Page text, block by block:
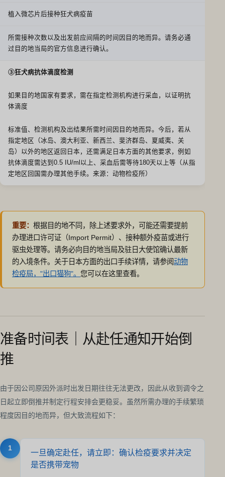
植入微芯片后接种狂犬病疫苗
所需接种次数以及出发前应间隔的时间因目的地而异。请务必通
过目的地当局的官方信息进行确认。
③狂犬病抗体滴度检测
如果目的地国家有要求，需在指定检测机构进行采血，以证明抗
体滴度
标准值、检测机构及出结果所需时间因目的地而异。今后，若从
指定地区（冰岛、澳大利亚、新西兰、斐济群岛、夏威夷、关
岛）以外的地区返回日本，还需满足日本方面的其他要求，例如
抗体滴度需达到0.5 IU/ml以上、采血后需等待180天以上等（从指
定地区回国需办理其他手续。来源：动物检疫所）
重要： 根据目的地不同，除上述要求外，可能还需要提前
办理进口许可证（Import Permit）、接种额外疫苗或进行
驱虫处理等。请务必向目的地当局及驻日大使馆确认最新
的入境条件。关于日本方面的出口手续详情，请参阅动物
检疫局，"出口猫狗"。 您可以在这里查看。
准备时间表｜从赴任通知开始倒
推
由于因公司原因外派时出发日期往往无法更改，因此从收到调令之
日起立即倒推并制定行程安排会更稳妥。虽然所需办理的手续繁琐
程度因目的地而异，但大致流程如下：
1
一旦确定赴任，请立即：确认检疫要求并决定
是否携带宠物